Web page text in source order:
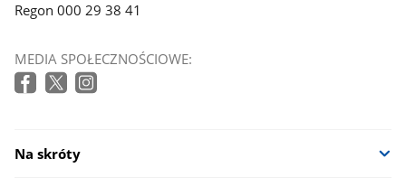
Regon 000 29 38 41
MEDIA SPOŁECZNOŚCIOWE:
Na skróty